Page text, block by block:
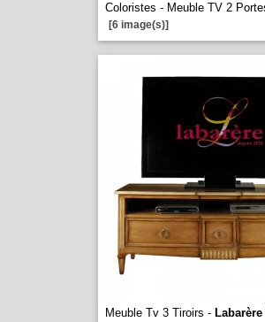
Coloristes - Meuble TV 2
[6 image(s)]
Meuble Tv 3 Tiroirs - Labarère